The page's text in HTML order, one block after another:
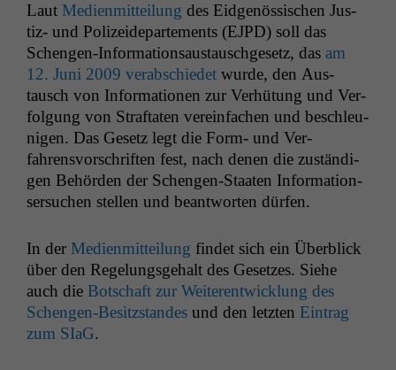
Laut Medi­en­mit­teilung des Eid­genös­sis­chen Jus­
tiz- und Polizei­de­parte­ments (EJPD) soll das
Schen­gen-Infor­ma­tion­saus­tauschge­setz, das am
12. Juni 2009 ver­ab­schiedet wurde, den Aus­
tausch von Infor­ma­tio­nen zur Ver­hü­tung und Ver­
fol­gung von Straftat­en vere­in­fachen und beschle­u­
ni­gen. Das Gesetz legt die Form- und Ver­
fahrensvorschriften fest, nach denen die zuständi­
gen Behör­den der Schen­gen-Staat­en Infor­ma­tion­
ser­suchen stellen und beant­worten dürfen.
In der Medi­en­mit­teilung find­et sich ein Überblick
über den Regelungs­ge­halt des Geset­zes. Siehe
auch die Botschaft zur Weit­er­en­twick­lung des
Schen­gen-Besitz­s­tandes und den let­zten Ein­trag
zum SIaG.